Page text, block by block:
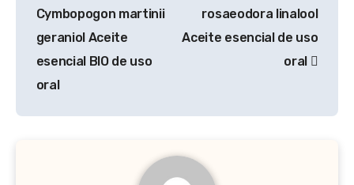
entradas
Cymbopogon martinii
geraniol Aceite
esencial BIO de uso
oral
rosaeodora linalool
Aceite esencial de uso
oral